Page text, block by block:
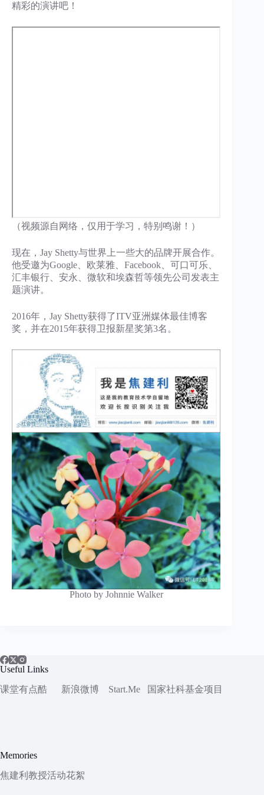
精彩的演讲吧！
（视频源自网络，仅用于学习，特别鸣谢！）
现在，Jay Shetty与世界上一些大的品牌开展合作。
他受邀为Google、欧莱雅、Facebook、可口可乐、
汇丰银行、安永、微软和埃森哲等领先公司发表主
题演讲。
2016年，Jay Shetty获得了ITV亚洲媒体最佳博客
奖，并在2015年获得卫报新星奖第3名。
Photo by Johnnie Walker
Useful Links
课堂有点酷
新浪微博 Start.Me 国家社科基金项目
Memories
焦建利教授活动花絮